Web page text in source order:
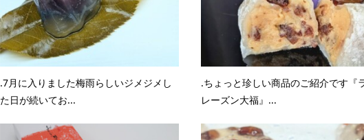
.7月に入りました梅雨らしいジメジメし
た日が続いてお...
.ちょっと珍しい商品のご紹介です『
レーズン大福』...